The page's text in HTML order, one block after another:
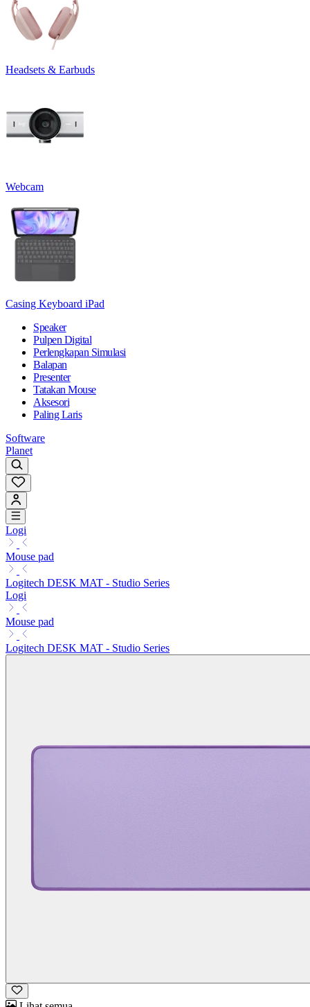
Headsets & Earbuds
Webcam
Casing Keyboard iPad
Speaker
Pulpen Digital
Perlengkapan Simulasi
Balapan
Presenter
Tatakan Mouse
Aksesori
Paling Laris
Software
Planet
Logi
Mouse pad
Logitech DESK MAT - Studio Series
Logi
Mouse pad
Logitech DESK MAT - Studio Series